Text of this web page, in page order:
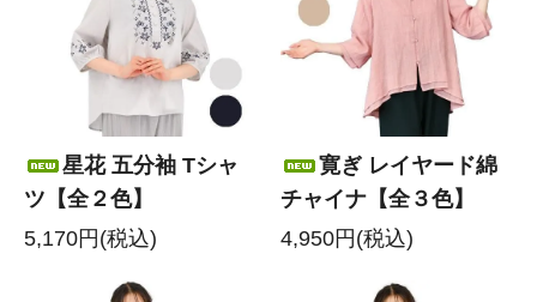
星花 五分袖 Tシャ
ツ【全２色】
5,170円(税込)
寛ぎ レイヤード綿
チャイナ【全３色】
4,950円(税込)